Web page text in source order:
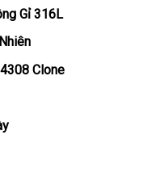
Gỉ 316L
Clone